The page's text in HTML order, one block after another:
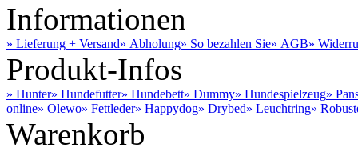
Informationen
» Lieferung + Versand» Abholung» So bezahlen Sie» AGB»
Produkt-Infos
» Hunter» Hundefutter» Hundebett» Dummy» Hundespielzeug»
online» Olewo» Fettleder» Happydog» Drybed» Leuchtring»
Warenkorb